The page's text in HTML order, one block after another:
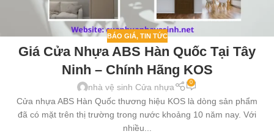
BÁO GIÁ, TIN TỨC
Giá Cửa Nhựa ABS Hàn Quốc Tại Tây
Ninh – Chính Hãng KOS
nhà vệ sinh Cửa nhựa 0
Cửa nhựa ABS Hàn Quốc thương hiệu KOS là dòng sản phẩm
đã có mặt trên thị trường trong nước khoảng 10 năm nay. Với
nhiều...